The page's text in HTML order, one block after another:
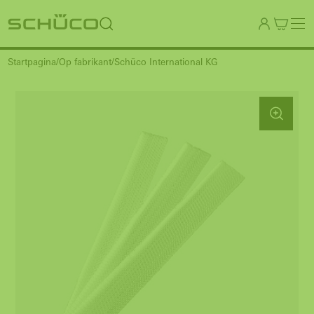
Startpagina Op fabrikant Schüco International KG